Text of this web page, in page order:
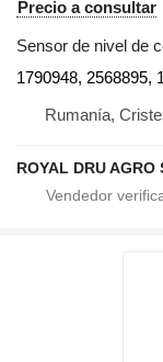
Precio a consultar
Sensor de nivel de
1790948, 2568895,
Rumanía,
ROYAL DRU AGRO